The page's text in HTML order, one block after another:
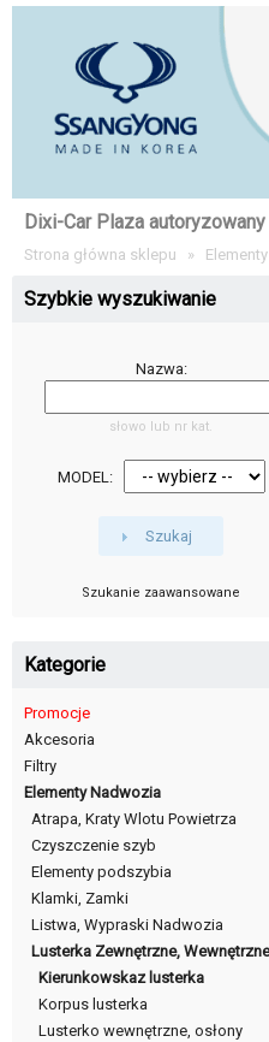
Dixi-Car Plaza
Strona główna sklepu »
Szybkie wyszukiwanie
Nazwa:
słowo lub nr kat.
MODEL:
Szukaj
Szukanie zaawansowane
Kategorie
Promocje
Akcesoria
Filtry
Elementy Nadwozia
Atrapa, Kraty Wlotu Powietrza
Czyszczenie szyb
Elementy podszybia
Klamki, Zamki
Listwa, Wypraski Nadwozia
Lusterka Zewnętrzne, Wewnętrzne
Kierunkowskaz lusterka
Korpus lusterka
Lusterko wewnętrzne, osłony